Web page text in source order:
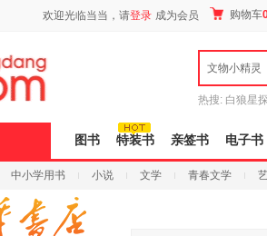
欢迎光临当当，请登录 成为会员 购物车
文物小精灵
热搜: 白狼星
图书 特装书 亲签书 电子书
中小学用书 小说 文学 青春文学
电子书